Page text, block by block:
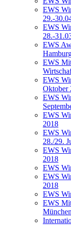
EWS
29.-
EWS
28.-
EWS
EWS
EWS
Oktober
EWS
EWS
2018
EWS
28./29.
EWS
2018
EWS
EWS
2018
EWS
EWS